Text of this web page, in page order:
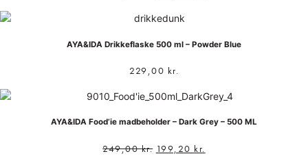
AYA&IDA Drikkeflaske 500 ml – Powder Blue
229,00 kr.
AYA&IDA Food’ie madbeholder – Dark Grey – 500 ML
249,00kr. 199,20 kr.